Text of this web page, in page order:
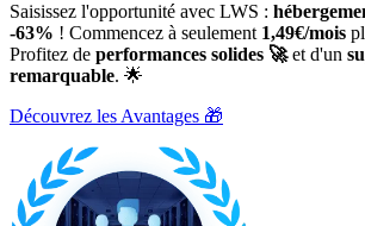
Saisissez l'opportunité avec LWS :
-63% ! Commencez à seulement 1,49€/mois
Profitez de performances solides 🚀et d'un
remarquable. 🌟
Découvrez les Avantages 🎁